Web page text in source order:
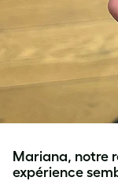
Mariana, notre
expérience